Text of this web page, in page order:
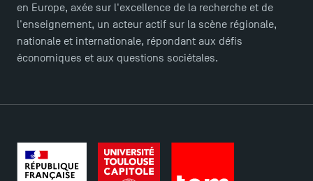
en Europe, axée sur l'excellence de la recherche et de
l'enseignement, un acteur actif sur la scène régionale,
nationale et internationale, répondant aux défis
économiques et aux questions sociétales.